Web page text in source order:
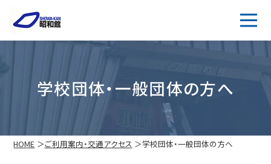
学校団体・一般団体の方へ
HOME ご利用案内・交通アクセス 学校団体・一般団体の方へ